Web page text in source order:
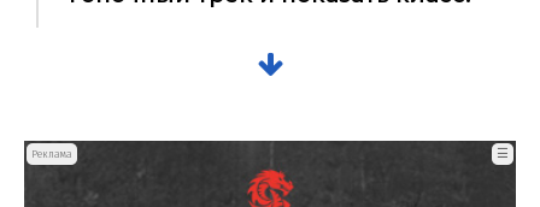
Реклама ☰